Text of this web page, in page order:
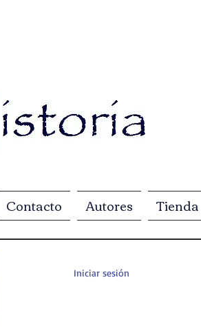
Contacto Autores Tienda
Iniciar sesión